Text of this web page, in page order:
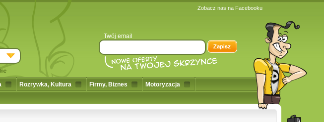
Twój email
Zobacz nas na Facebooku
Rozrywka, Kultura Firmy, Biznes
Motoryzacja